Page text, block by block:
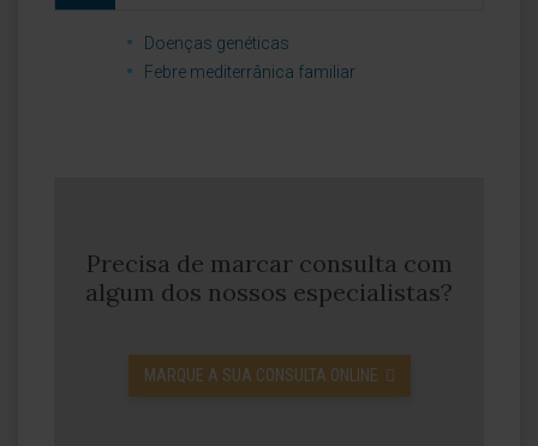
Doenças genéticas
Febre mediterrânica familiar
Precisa de marcar consulta com
algum dos nossos especialistas?
MARQUE A SUA CONSULTA ONLINE